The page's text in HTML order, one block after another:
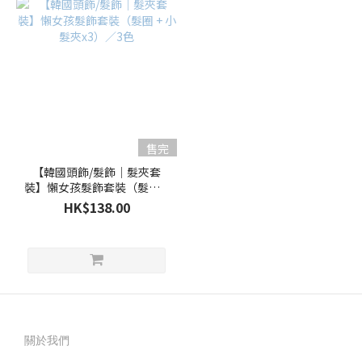
售完
【韓國頭飾/髮飾｜髮夾套
裝】懶女孩髮飾套裝（髮圈 +
小髮夾x3）／3色
HK$138.00
關於我們